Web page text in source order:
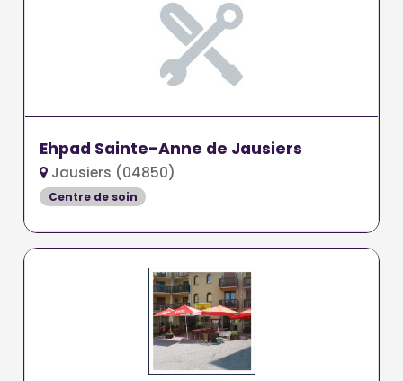
Ehpad Sainte-Anne de Jausiers
Jausiers (04850)
Centre de soin